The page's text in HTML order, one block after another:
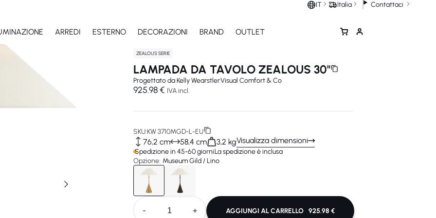
IT Italia Contattaci
ARREDI ESTERNO DECORAZIONI BRAND OUTLET
ZEALOUS SERIE
LAMPADA DA TAVOLO ZEALOUS 30"
Progettato daKelly WearstlerVisual Comfort & Co
925.98 € IVA incl.
SKU:KW 3710MGD-L-EU
76,2 cm 58,4 cm 3,2 kgVisualizza dimensioni
Spedizione in 45-60 giorniLa spedizione è inclusa
Opzione: Museum Gild / Lino
- + AGGIUNGI AL CARRELLO 925.98 €